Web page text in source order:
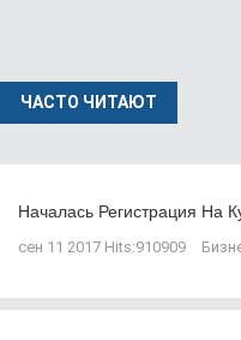
ЧАСТО ЧИТАЮТ
Началась Регистрация На
сен 11 2017 Hits:910909